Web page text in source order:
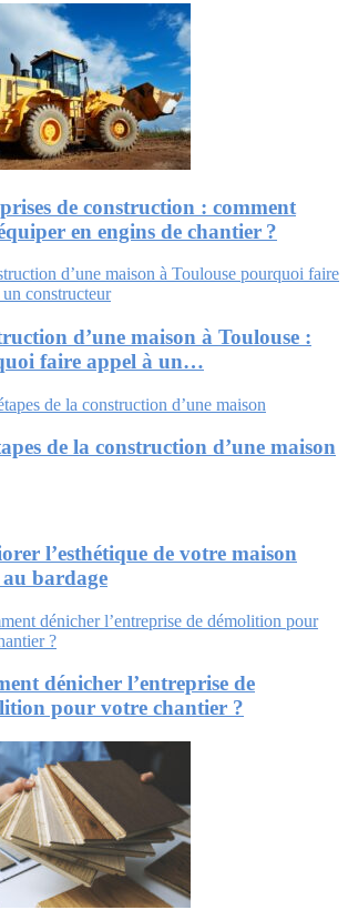
de construction : comment
en engins de chantier ?
d’une maison à Toulouse :
faire appel à un…
de la construction d’une maison
l’esthétique de votre maison
au bardage
dénicher l’entreprise de
pour votre chantier ?